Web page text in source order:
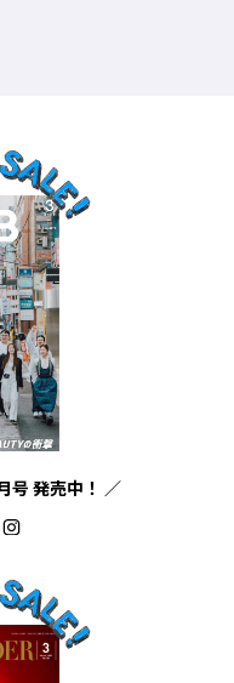
号 発売中！ ／